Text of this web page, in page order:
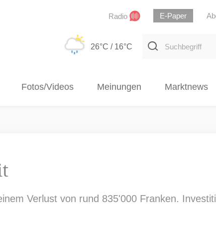
Radio E-Paper
26°C / 16°C
Suchbegriff
Fotos/Videos Meinungen Marktnews
Verlust von rund 835'000 Franken.